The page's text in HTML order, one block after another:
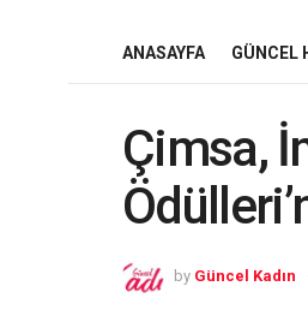
ANASAYFA GÜNCEL
Çimsa,
by Güncel Kadın